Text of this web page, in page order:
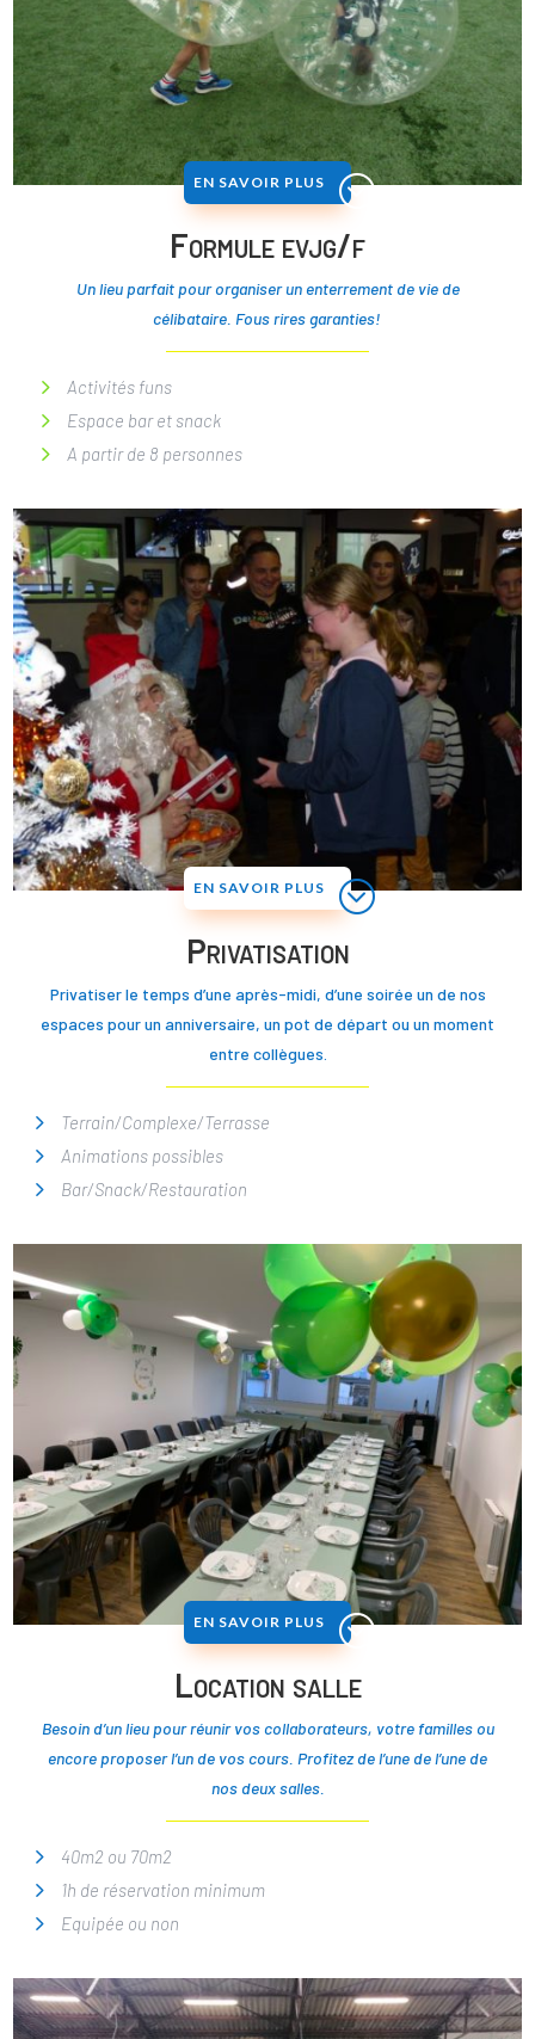
EN SAVOIR PLUS
Formule evjg/f
Un lieu parfait pour organiser un enterrement de vie de
célibataire. Fous rires garanties!
Activités funs
Espace bar et snack
A partir de 8 personnes
EN SAVOIR PLUS
Privatisation
Privatiser le temps d’une après-midi, d’une soirée un de nos
espaces pour un anniversaire, un pot de départ ou un moment
entre collègues.
Terrain/Complexe/Terrasse
Animations possibles
Bar/Snack/Restauration
EN SAVOIR PLUS
Location salle
Besoin d’un lieu pour réunir vos collaborateurs, votre familles ou
encore proposer l’un de vos cours. Profitez de l’une de l’une de
nos deux salles.
40m2 ou 70m2
1h de réservation minimum
Equipée ou non